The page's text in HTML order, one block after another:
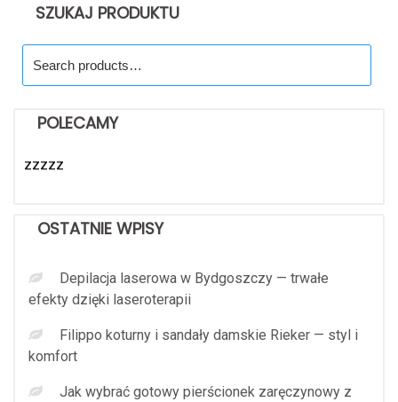
SZUKAJ PRODUKTU
for:
POLECAMY
zzzzz
OSTATNIE WPISY
Depilacja laserowa w Bydgoszczy — trwałe
efekty dzięki laseroterapii
Filippo koturny i sandały damskie Rieker — styl i
komfort
Jak wybrać gotowy pierścionek zaręczynowy z